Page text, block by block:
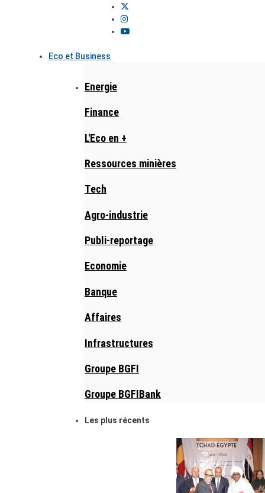
Eco et Business
Energie
Finance
L'Eco en +
Ressources minières
Tech
Agro-industrie
Publi-reportage
Economie
Banque
Affaires
Infrastructures
Groupe BGFI
Groupe BGFIBank
Les plus récents